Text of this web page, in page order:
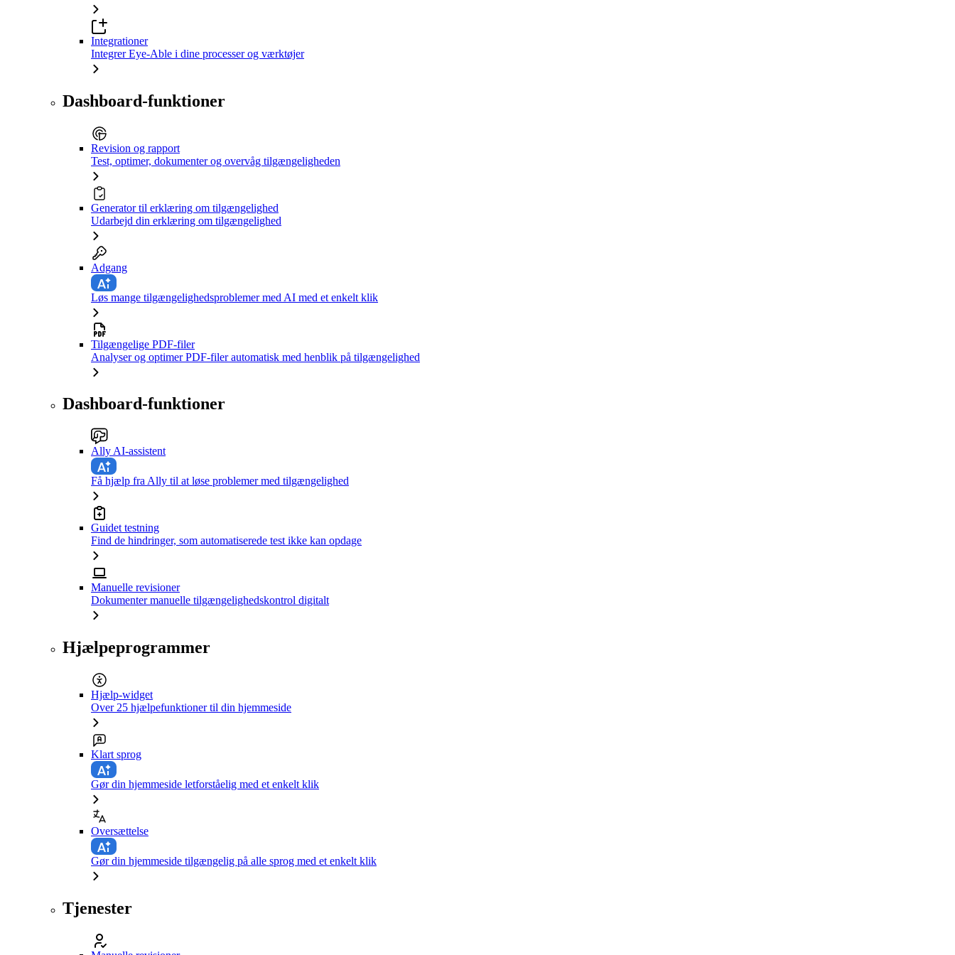
Integrationer
Integrer Eye-Able i dine processer og værktøjer
Dashboard-funktioner
Revision og rapport
Test, optimer, dokumenter og overvåg tilgængeligheden
Generator til erklæring om tilgængelighed
Udarbejd din erklæring om tilgængelighed
Adgang
Løs mange tilgængelighedsproblemer med AI med et enkelt klik
Tilgængelige PDF-filer
Analyser og optimer PDF-filer automatisk med henblik på tilgængelighed
Dashboard-funktioner
Ally AI-assistent
Få hjælp fra Ally til at løse problemer med tilgængelighed
Guidet testning
Find de hindringer, som automatiserede test ikke kan opdage
Manuelle revisioner
Dokumenter manuelle tilgængelighedskontrol digitalt
Hjælpeprogrammer
Hjælp-widget
Over 25 hjælpefunktioner til din hjemmeside
Klart sprog
Gør din hjemmeside letforståelig med et enkelt klik
Oversættelse
Gør din hjemmeside tilgængelig på alle sprog med et enkelt klik
Tjenester